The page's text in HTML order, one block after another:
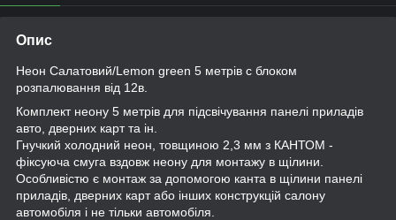
Опис
Неон Салатовий/Lemon green 5 метрів c блоком
розпалювання від 12в.
Комплект неону 5 метрів для підсвічування панелі приладів
авто, дверних карт та ін.
Гнучкий холодний неон, товщиною 2,3 мм з КАНТОМ -
фіксуюча смуга вздовж неону для монтажу в щілини.
Особливістю є монтаж за допомогою канта в щілини панелі
приладів, дверних карт або інших конструкцій салону
автомобіля і не тільки автомобіля.